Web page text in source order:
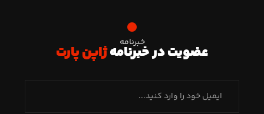
خبرنامه
عضویت در خبرنامهژاپن پارت